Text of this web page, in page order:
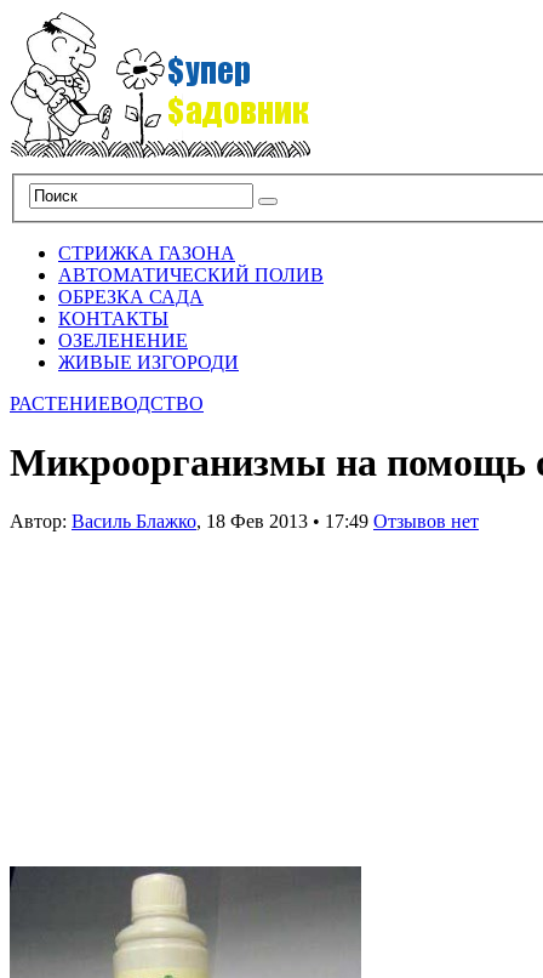
СТРИЖКА ГАЗОНА
АВТОМАТИЧЕСКИЙ ПОЛИВ
ОБРЕЗКА САДА
КОНТАКТЫ
ОЗЕЛЕНЕНИЕ
ЖИВЫЕ ИЗГОРОДИ
РАСТЕНИЕВОДСТВО
Микроорганизмы на помощь
Автор: Василь Блажко, 18 Фев 2013 • 17:49 Отзывов нет